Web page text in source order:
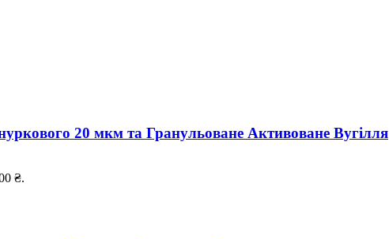
20 мкм та Гранульоване Активоване Вугілля
₴.